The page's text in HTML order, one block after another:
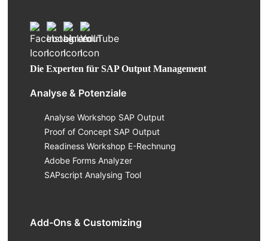
Die Experten für SAP Output Management
Analyse & Potenziale
Analyse Workshop SAP Output
Proof of Concept SAP Output
Readiness Workshop E-Rechnung
Adobe Forms Analyzer
SAPscript Analysing Tool
Add-Ons & Customizing